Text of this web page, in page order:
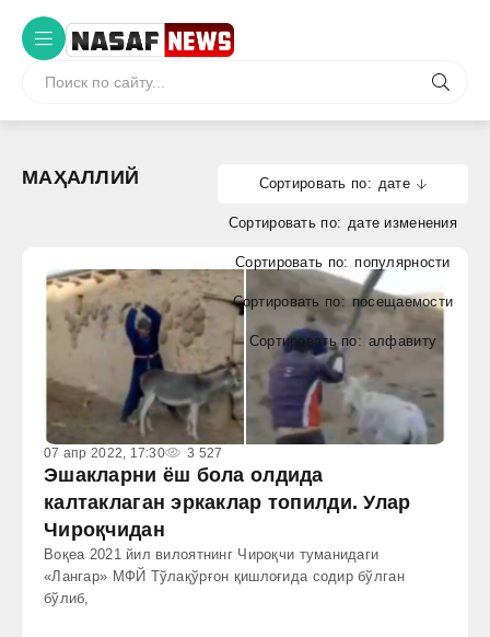
МАҲАЛЛИЙ дате
дате изменения
популярности
посещаемости
алфавиту
07 апр 2022, 17:30 3 527
Эшакларни ёш бола олдида
калтаклаган эркаклар топилди. Улар
Чироқчидан
Воқеа 2021 йил вилоятнинг Чироқчи туманидаги
«Лангар» МФЙ Тўлақўрғон қишлоғида содир бўлган
бўлиб,